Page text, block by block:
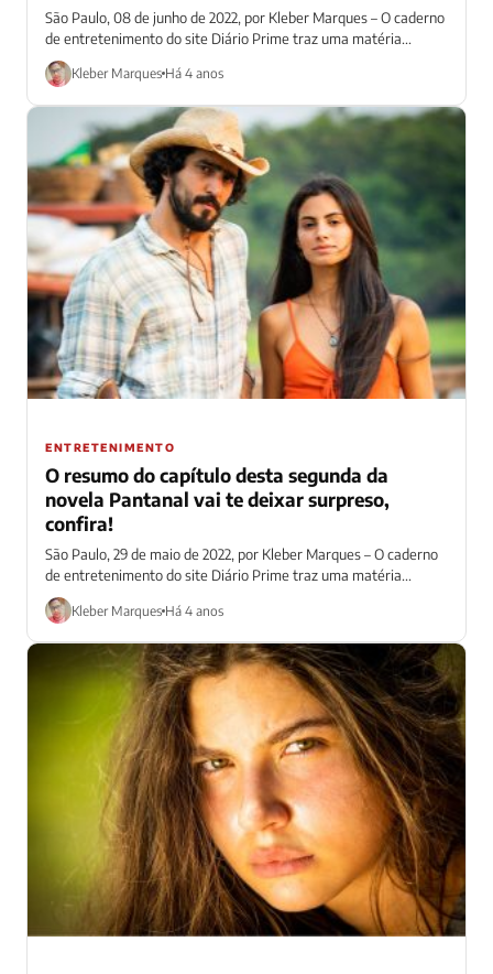
São Paulo, 08 de junho de 2022, por Kleber Marques – O caderno
de entretenimento do site Diário Prime traz uma matéria...
Kleber Marques Há 4 anos
ENTRETENIMENTO
O resumo do capítulo desta segunda da
novela Pantanal vai te deixar surpreso,
confira!
São Paulo, 29 de maio de 2022, por Kleber Marques – O caderno
de entretenimento do site Diário Prime traz uma matéria...
Kleber Marques Há 4 anos